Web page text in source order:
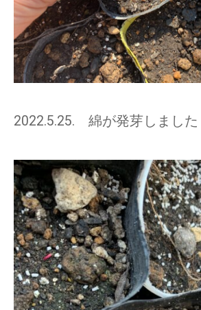
2022.5.25. 綿が発芽しました